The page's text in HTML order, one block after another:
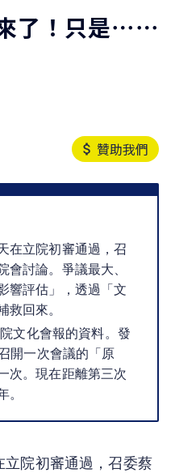
了！只是⋯⋯
贊助我們
在立院初審通過，召
討論。爭議最大、
響評估」，透過「文
回來。
文化會報的資料。發
開一次會議的「原
次。現在距離第三次
立院初審通過，召委蔡